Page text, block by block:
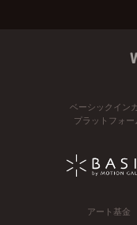
ベーシックイン
プラットフォー
アート基金